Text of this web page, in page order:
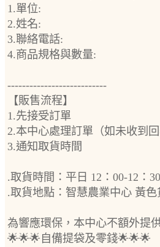
1.單位:
2.姓名:
3.聯絡電話:
4.商品規格與數量:
---------------------------
【販售流程】
1.先接受訂單
2.本中心處理訂單（如未收到
3.通知取貨時間
.取貨時間：平日 12：00-12：
.取貨地點：智慧農業中心 黃色
為響應環保，本中心不額外提
🌟🌟🌟自備提袋及零錢🌟🌟🌟